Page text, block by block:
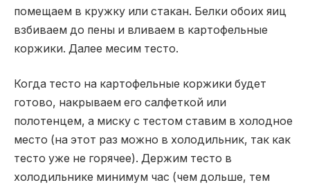
помещаем в кружку или стакан. Белки обоих яиц
взбиваем до пены и вливаем в картофельные
коржики. Далее месим тесто.
Когда тесто на картофельные коржики будет
готово, накрываем его салфеткой или
полотенцем, а миску с тестом ставим в холодное
место (на этот раз можно в холодильник, так как
тесто уже не горячее). Держим тесто в
холодильнике минимум час (чем дольше, тем